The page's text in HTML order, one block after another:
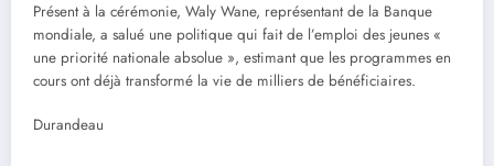
Présent à la cérémonie, Waly Wane, représentant de la Banque
mondiale, a salué une politique qui fait de l’emploi des jeunes «
une priorité nationale absolue », estimant que les programmes en
cours ont déjà transformé la vie de milliers de bénéficiaires.
Durandeau